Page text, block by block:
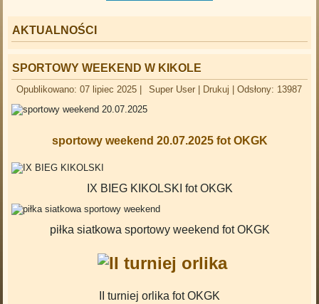
AKTUALNOŚCI
SPORTOWY WEEKEND W KIKOLE
Opublikowano: 07 lipiec 2025 Super User Drukuj |Odsłony: 13987
sportowy weekend 20.07.2025 fot OKGK
IX BIEG KIKOLSKI fot OKGK
piłka siatkowa sportowy weekend fot OKGK
II turniej orlika fot OKGK